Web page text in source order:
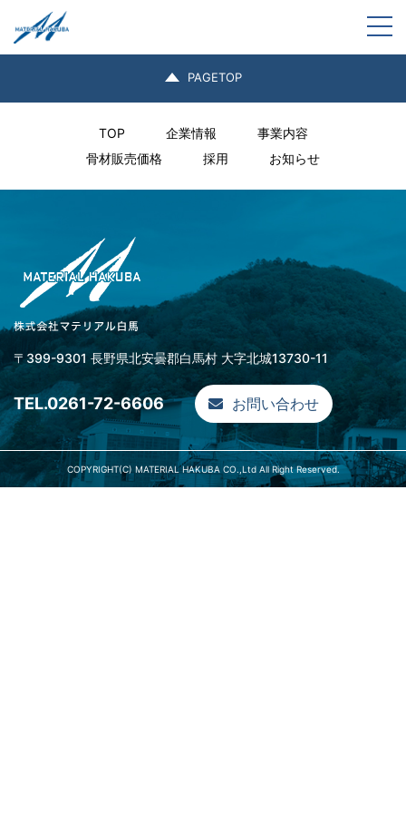
新型車両を導入しました。
新型車両です、初冬の白馬三山をバックに
PAGETOP
TOP 企業情報
事業内容
骨材販売価格
採用 お知らせ
〒399-9301 長野県北安曇郡白馬村 大字北城13730-11
TEL.0261-72-6606 お問い合わせ
COPYRIGHT(C) MATERIAL HAKUBA CO.,Ltd All Right Reserved.